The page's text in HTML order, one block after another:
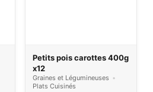
Petits pois carottes 400g
x12
Graines et Légumineuses •
Plats Cuisinés